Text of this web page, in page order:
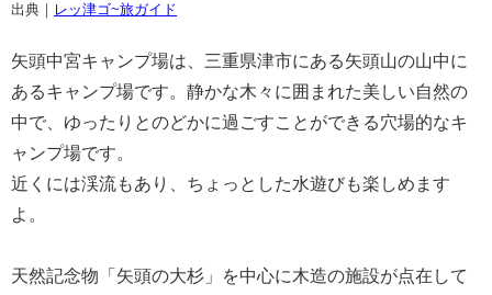
出典｜ レッ津ゴ~旅ガイド
矢頭中宮キャンプ場は、三重県津市にある矢頭山の山中に
あるキャンプ場です。静かな木々に囲まれた美しい自然の
中で、ゆったりとのどかに過ごすことができる穴場的なキ
ャンプ場です。
近くには渓流もあり、ちょっとした水遊びも楽しめます
よ。
天然記念物「矢頭の大杉」を中心に木造の施設が点在して